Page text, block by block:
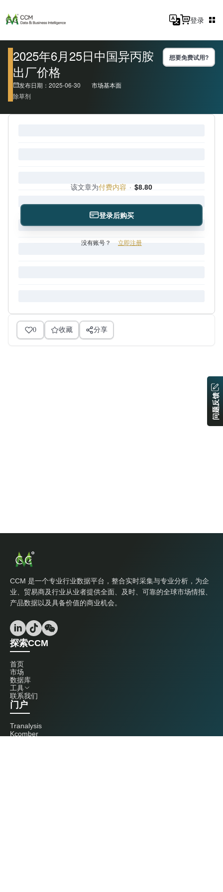
登录
2025年6月25日中国异丙胺
出厂价格
想要免费试用?
发布日期：2025-06-30
市场基本面
除草剂
该文章为付费内容 · $8.80
登录后购买
没有账号？ 立即注册
0 收藏 分享
CCM 是一个专业行业数据平台，整合实时采集与专业分析，为企
业、贸易商及行业从业者提供全面、及时、可靠的全球市场情报、
产品数据以及具备价值的商业机会。
探索CCM
首页
市场
数据库
工具
联系我们
门户
Tranalysis
Kcomber
问题反馈